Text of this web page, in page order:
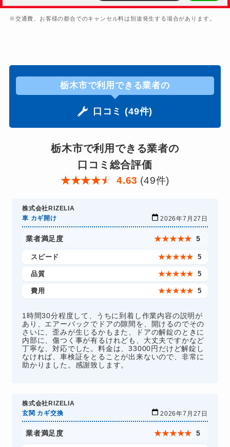
※交通費、お客様の都合でのキャンセル料は別途発生する場合があります。
栃木市で利用できる業者の
口コミ (49件)
栃木市で利用できる業者の
口コミ総合評価
★★★★★ 4.63 (49件)
株式会社RIZELIA
車 カギ開け
2026年7月27日
業者満足度 ★★★★★ 5
スピード ★★★★★ 5
品質 ★★★★★ 5
費用 ★★★★★ 5
1時間30分程度して、うちに到着し作業内容の説明が
あり、エアーバックでドアの隙間を、開けるのでその
さいに、歪みが生じるかもまた、ドアの解錠のときに
内部に、傷つく事が有るけれども、大丈夫ですかなど
丁寧な、対応でした。料金は、33000円だけど解錠し
なければ、車検証をとることが出来ないので、非常に
助かりました。感謝致します。
株式会社RIZELIA
玄関 カギ交換
2026年7月27日
業者満足度 ★★★★★ 5